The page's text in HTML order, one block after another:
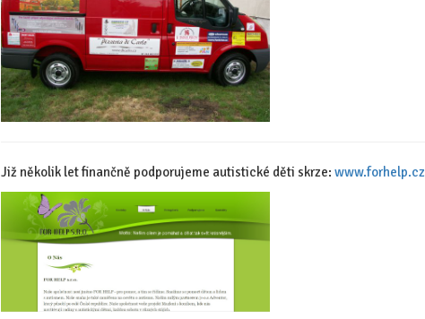
Již několik let finančně podporujeme autistické děti skrze: www.forhelp.cz